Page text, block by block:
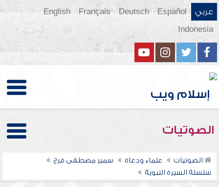
عربي Español
Deutsch
Français
English
Indonesia
الصوتيات
الصوتيات علماء ودعاة
سمير مصطفى فرج
سلسلة السيرة النبوية